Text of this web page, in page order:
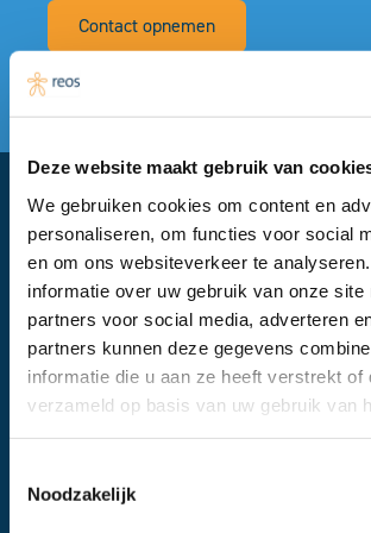
Deze website maakt gebruik van
We gebruiken cookies om content en
personaliseren, om functies voor social
en om ons websiteverkeer te
informatie over uw gebruik van onze site
partners voor social media, adverteren
partners kunnen deze gegevens
informatie die u aan ze heeft verstrekt of
verzameld op basis van uw gebruik van
Noodzakelijk
Contact opnemen
Verzoek tot terugbellen
Financier:
Zorg en Zekerheid
Samenwerkingspartner:
Huisartsenvereniging Haarlemmermeer